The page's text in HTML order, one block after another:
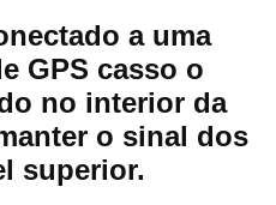
a uma
GPS casso o
no interior da
o sinal dos
superior.